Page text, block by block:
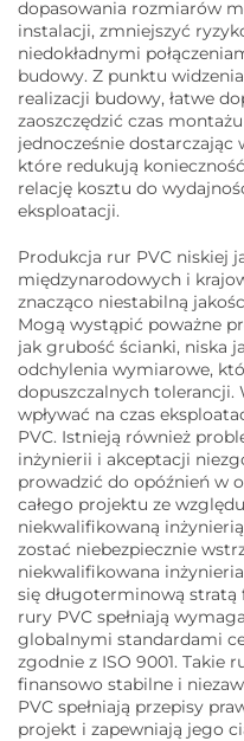
dopasowania rozmiarów
instalacji, zmniejszyć
niedokładnymi
budowy. Z punktu
realizacji budowy, łatwe
zaoszczędzić czas
jednocześnie
które redukują
relację kosztu do
eksploatacji.
Produkcja rur PVC niskiej
międzynarodowych i
znacząco niestabilną
Mogą wystąpić poważne
jak grubość ścianki, niska
odchylenia wymiarowe,
dopuszczalnych
wpływać na czas
PVC. Istnieją również
inżynierii i akceptacji
prowadzić do opóźnień w
całego projektu ze
niekwalifikowaną
zostać niebezpiecznie
niekwalifikowana
się długoterminową stratą
rury PVC spełniają
globalnymi standardami
zgodnie z ISO 9001. Takie
finansowo stabilne i
PVC spełniają przepisy
projekt i zapewniają jego